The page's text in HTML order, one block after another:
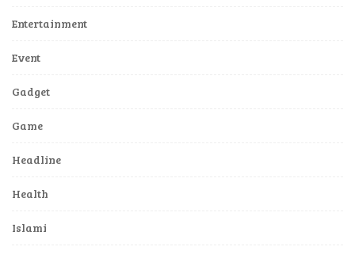
Entertainment
Event
Gadget
Game
Headline
Health
Islami